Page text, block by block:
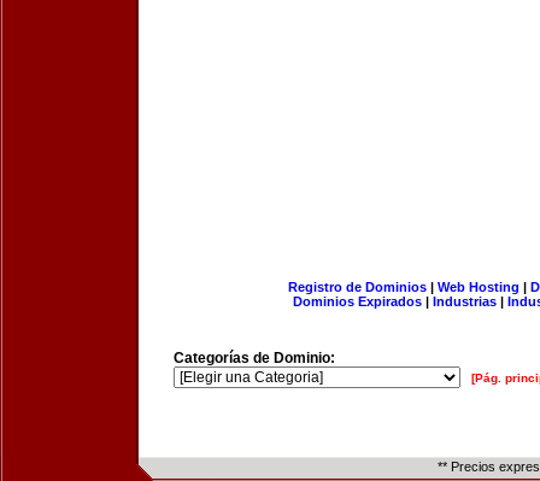
Registro de Dominios| Web Hosting |
Dominios Expirados | Industrias |
Categorías de Dominio:
[Pág.
** Precios